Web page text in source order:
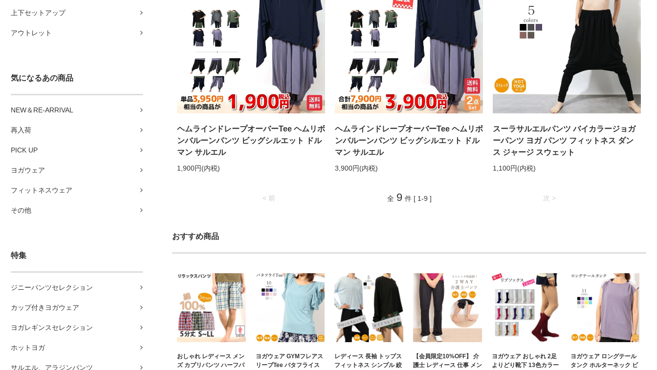
上下セットアップ
アウトレット
気になるあの商品
NEW＆RE-ARRIVAL
再入荷
PICK UP
ヨガウェア
フィットネスウェア
その他
特集
ジニーパンツセレクション
カップ付きヨガウェア
ヨガレギンスセレクション
ホットヨガ
サルエル、アラジンパンツ
ヘムラインドレープオーバーTee ヘムリボ
ンバルーンパンツ ビッグシルエット ドル
マン サルエル
1,900円(内税)
ヘムラインドレープオーバーTee ヘムリボ
ンバルーンパンツ ビッグシルエット ドル
マン サルエル
3,900円(内税)
スーラサルエルパンツ バイカラージョガ
ーパンツ ヨガ パンツ フィットネス ダン
ス ジャージ スウェット
1,100円(内税)
< 前 次 >
全 9 件 [ 1-9 ]
おすすめ商品
おしゃれ レディース メン
ズ カプリパンツ ハーフパ
ヨガウェア GYMフレアス
リーブTee バタフライス
レディース 長袖 トップス
フィットネス シンプル 絞
【会員限定10%OFF】 介
護士 レディース 仕事 メン
ヨガウェア おしゃれ 2足
よりどり靴下 13色カラー
ヨガウェア ロングテール
タンク ホルターネック ビ